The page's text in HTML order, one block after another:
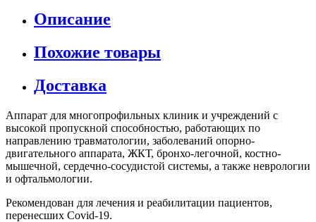
Описание
Похожие товары
Доставка
Аппарат для многопрофильных клиник и учреждений с
высокой пропускной способностью, работающих по
направлению травматологии, заболеваний опорно-
двигательного аппарата, ЖКТ, бронхо-легочной, костно-
мышечной, сердечно-сосудистой системы, а также неврологии
и офтальмологии.
Рекомендован для лечения и реабилитации пациентов,
перенесших Covid-19.